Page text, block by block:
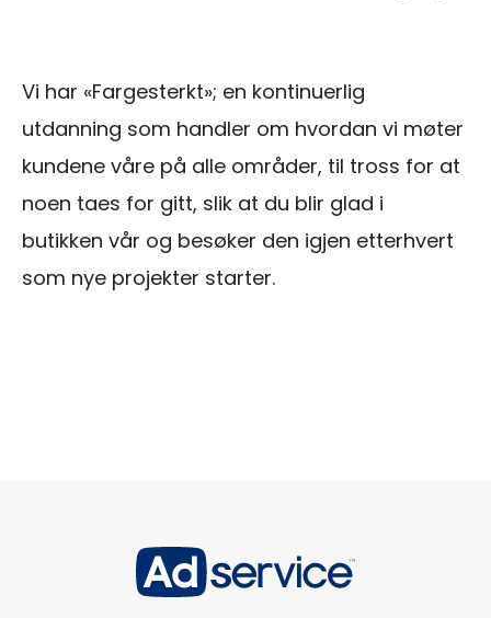
Vi har «Fargesterkt»; en kontinuerlig
utdanning som handler om hvordan vi møter
kundene våre på alle områder, til tross for at
noen taes for gitt, slik at du blir glad i
butikken vår og besøker den igjen etterhvert
som nye projekter starter.